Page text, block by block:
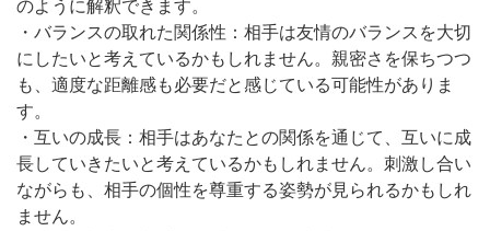
のように解釈できます。
・バランスの取れた関係性：相手は友情のバランスを大切
にしたいと考えているかもしれません。親密さを保ちつつ
も、適度な距離感も必要だと感じている可能性がありま
す。
・互いの成長：相手はあなたとの関係を通じて、互いに成
長していきたいと考えているかもしれません。刺激し合い
ながらも、相手の個性を尊重する姿勢が見られるかもしれ
ません。